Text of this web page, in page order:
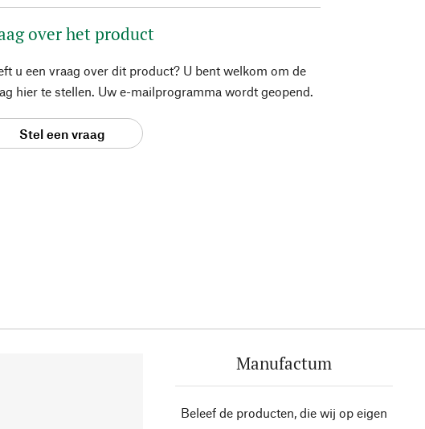
over het product
u een vraag over dit product? U bent welkom om de
hier te stellen. Uw e-mailprogramma wordt geopend.
Stel een vraag
Manufactum
Beleef de producten, die wij op eigen